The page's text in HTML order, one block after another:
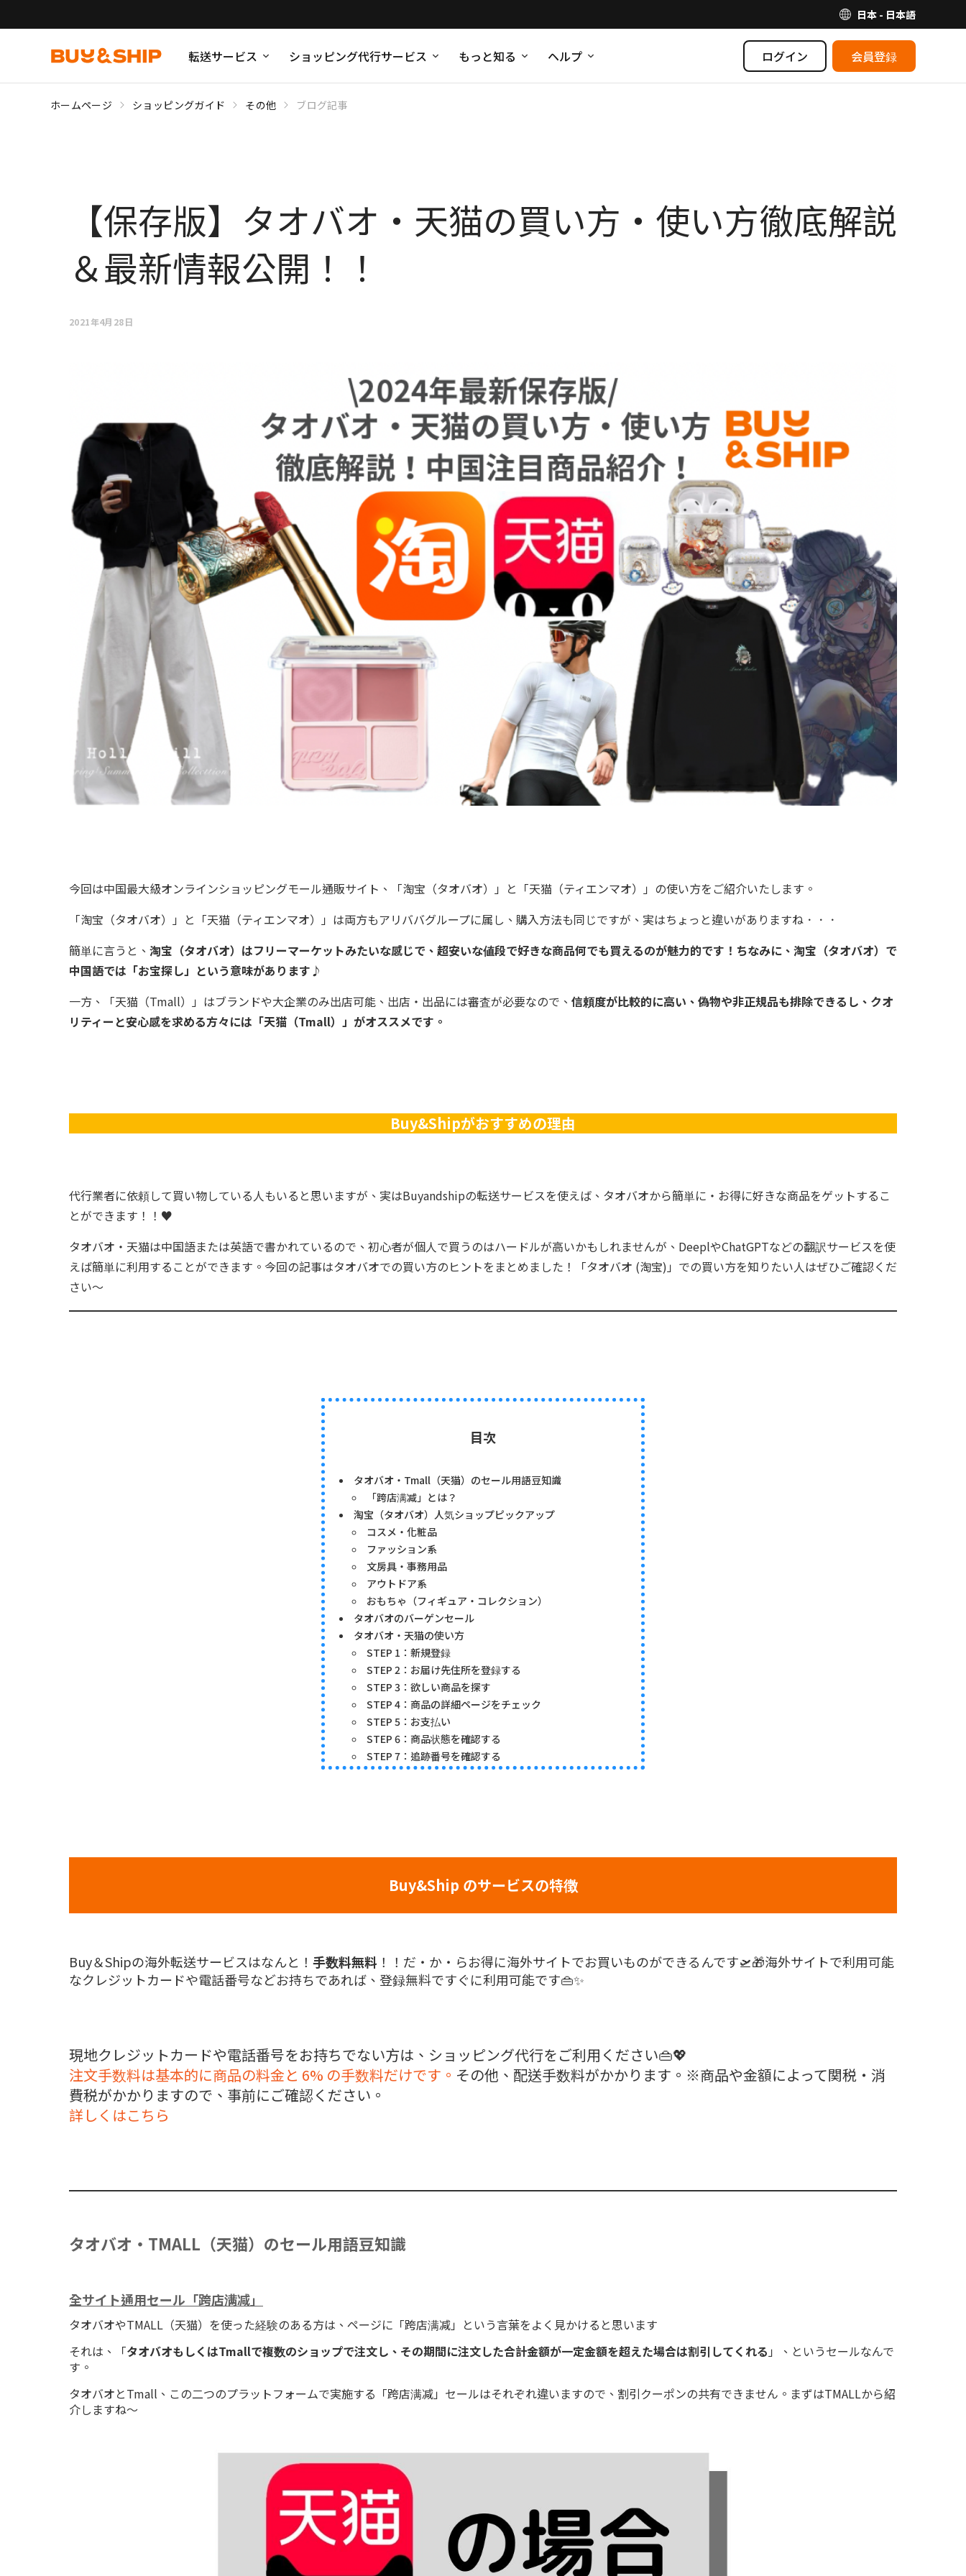
日本 - 日本語
転送サービス ショッピング代行サービス もっと知る ヘルプ ログイン 会員登録
ホームページ ショッピングガイド その他 ブログ記事
【保存版】タオバオ・天猫の買い方・使い方徹底解説
＆最新情報公開！！
2021年4月28日
今回は中国最大級オンラインショッピングモール通販サイト、「淘宝（タオバオ）」と「天猫（ティエンマオ）」の使い方をご紹介いたします。
「淘宝（タオバオ）」と「天猫（ティエンマオ）」は両方もアリババグループに属し、購入方法も同じですが、実はちょっと違いがありますね．．．
簡単に言うと、 淘宝（タオバオ）はフリーマーケットみたいな感じで、超安いな値段で好きな商品何でも買えるのが魅力的です！ちなみに、淘宝（タオバオ）で
中国語では「お宝探し」という意味があります♪
一方、「天猫（Tmall）」はブランドや大企業のみ出店可能、出店・出品には審査が必要なので、 信頼度が比較的に高い、偽物や非正規品も排除できるし、クオ
リティーと安心感を求める方々には「天猫（Tmall）」がオススメです。
Buy&Shipがおすすめの理由
代行業者に依頼して買い物している人もいると思いますが、実はBuyandshipの転送サービスを使えば、タオバオから簡単に・お得に好きな商品をゲットするこ
とができます！！♥
タオバオ・天猫は中国語または英語で書かれているので、初心者が個人で買うのはハードルが高いかもしれませんが、DeeplやChatGPTなどの翻訳サービスを使
えば簡単に利用することができます。今回の記事はタオバオでの買い方のヒントをまとめました！「タオバオ (淘宝)」での買い方を知りたい人はぜひご確認くだ
さい～
目次
タオバオ・Tmall（天猫）のセール用語豆知識
「跨店满减」とは？
淘宝（タオバオ）人気ショップピックアップ
コスメ・化粧品
ファッション系
文房具・事務用品
アウトドア系
おもちゃ（フィギュア・コレクション）
タオバオのバーゲンセール
タオバオ・天猫の使い方
STEP 1：新規登録
STEP 2：お届け先住所を登録する
STEP 3：欲しい商品を探す
STEP 4：商品の詳細ページをチェック
STEP 5：お支払い
STEP 6：商品状態を確認する
STEP 7：追跡番号を確認する
Buy&Ship のサービスの特徴
Buy＆Shipの海外転送サービスはなんと！ 手数料無料 ！！だ・か・らお得に海外サイトでお買いものができるんです🛫🎁海外サイトで利用可能
なクレジットカードや電話番号などお持ちであれば、登録無料ですぐに利用可能です👜✨
現地クレジットカードや電話番号をお持ちでない方は、ショッピング代行をご利用ください👜💖
注文手数料は基本的に商品の料金と 6% の手数料だけです。 その他、配送手数料がかかります。※商品や金額によって関税・消
費税がかかりますので、事前にご確認ください。
詳しくはこちら
タオバオ・TMALL（天猫）のセール用語豆知識
全サイト通用セール「跨店满减」
タオバオやTMALL（天猫）を使った経験のある方は、ページに「跨店满减」という言葉をよく見かけると思います
それは、「タオバオもしくはTmallで複数のショップで注文し、その期間に注文した合計金額が一定金額を超えた場合は割引してくれる 」
、というセールなんで
す。
タオバオとTmall、この二つのプラットフォームで実施する「跨店满减」セールはそれぞれ違いますので、割引クーポンの共有できません。まずはTMALLから紹
介しますね～